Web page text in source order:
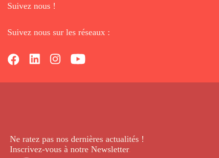
Suivez nous !
Suivez nous sur les réseaux :
Ne ratez pas nos dernières actualités !
Inscrivez-vous à notre Newsletter.